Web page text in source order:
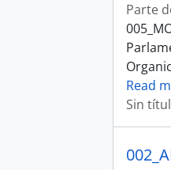
Parte
Read
Sin